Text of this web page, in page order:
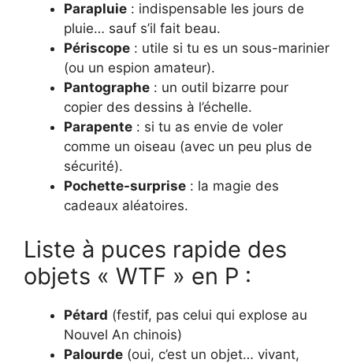
Parapluie : indispensable les jours de
pluie… sauf s’il fait beau.
Périscope : utile si tu es un sous-marinier
(ou un espion amateur).
Pantographe : un outil bizarre pour
copier des dessins à l’échelle.
Parapente : si tu as envie de voler
comme un oiseau (avec un peu plus de
sécurité).
Pochette-surprise : la magie des
cadeaux aléatoires.
Liste à puces rapide des
objets « WTF » en P :
Pétard (festif, pas celui qui explose au
Nouvel An chinois)
Palourde (oui, c’est un objet… vivant,